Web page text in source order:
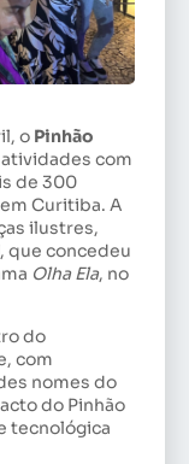
o Pinhão
com
de 300
Curitiba. A
ilustres,
, que concedeu
Olha Ela, no
do
com
nomes do
do Pinhão
tecnológica